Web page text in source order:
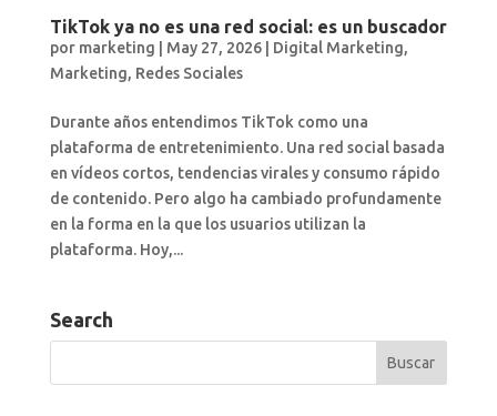
TikTok ya no es una red social: es un buscador
por marketing May 27, 2026| Digital Marketing,
Marketing, Redes Sociales
Durante años entendimos TikTok como una
plataforma de entretenimiento. Una red social basada
en vídeos cortos, tendencias virales y consumo rápido
de contenido. Pero algo ha cambiado profundamente
en la forma en la que los usuarios utilizan la
plataforma. Hoy,...
Search